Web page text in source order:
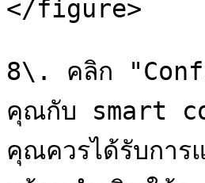
</figure>
8\. คลิก
คุณกับ smart
คุณควรได้รับกา